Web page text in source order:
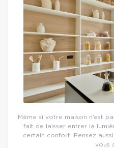
Même si votre maison n’est
fait de laisser entrer la
certain confort. Pensez
vous